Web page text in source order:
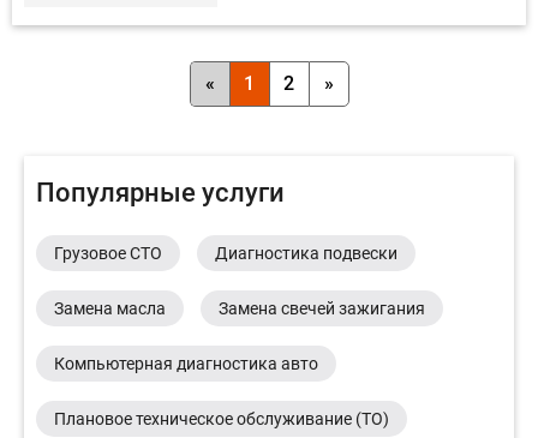
« 1 2 »
Популярные услуги
Грузовое СТО Диагностика подвески
Замена масла Замена свечей зажигания
Компьютерная диагностика авто
Плановое техническое обслуживание (ТО)